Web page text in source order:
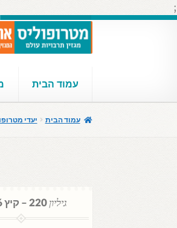
;
דלג
לניווט
לדלג
לתוכן
עמוד הבית
עמוד הבית יעדי
גיליון220 – קיץ 2026